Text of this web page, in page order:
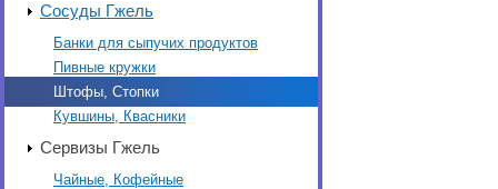
Сосуды Гжель
Банки для сыпучих продуктов
Пивные кружки
Штофы, Стопки
Кувшины, Квасники
Сервизы Гжель
Чайные, Кофейные